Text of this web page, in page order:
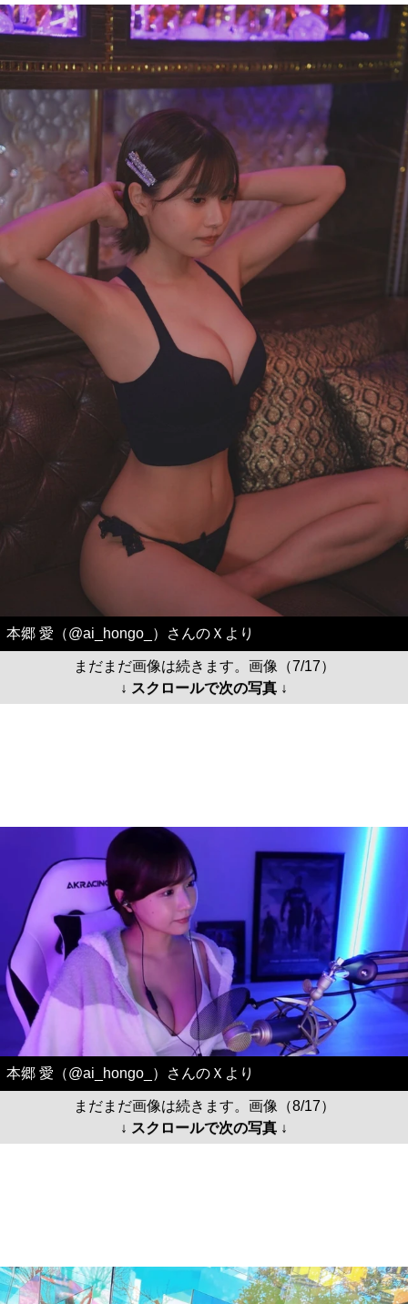
本郷 愛（@ai_hongo_）さんのＸより
まだまだ画像は続きます。画像（7/17）
↓ スクロールで次の写真 ↓
本郷 愛（@ai_hongo_）さんのＸより
まだまだ画像は続きます。画像（8/17）
↓ スクロールで次の写真 ↓